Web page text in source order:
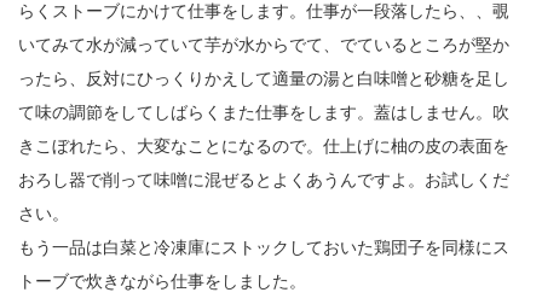
らくストーブにかけて仕事をします。仕事が一段落したら、、覗
いてみて水が減っていて芋が水からでて、でているところが堅か
ったら、反対にひっくりかえして適量の湯と白味噌と砂糖を足し
て味の調節をしてしばらくまた仕事をします。蓋はしません。吹
きこぼれたら、大変なことになるので。仕上げに柚の皮の表面を
おろし器で削って味噌に混ぜるとよくあうんですよ。お試しくだ
さい。
もう一品は白菜と冷凍庫にストックしておいた鶏団子を同様にス
トーブで炊きながら仕事をしました。